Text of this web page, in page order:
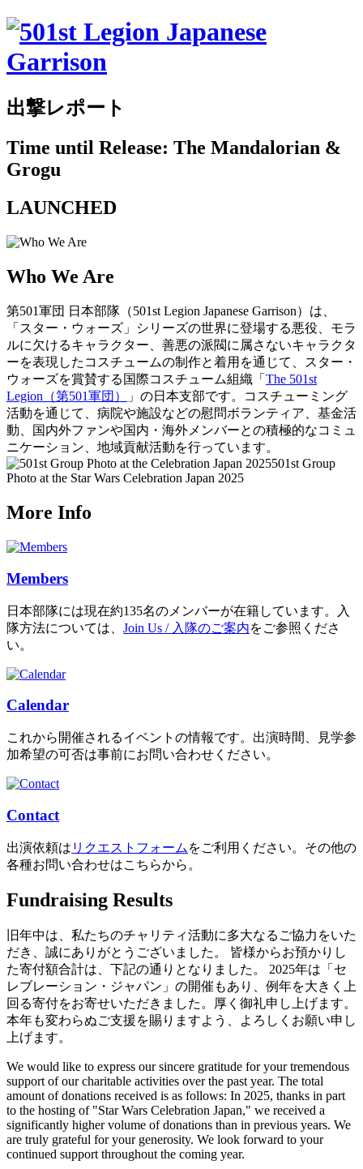
出撃レポート
Time until Release: The Mandalorian &
Grogu
LAUNCHED
Who We Are
第501軍団 日本部隊（501st Legion Japanese Garrison）は、
「スター・ウォーズ」シリーズの世界に登場する悪役、モラ
ルに欠けるキャラクター、善悪の派閥に属さないキャラクタ
ーを表現したコスチュームの制作と着用を通じて、スター・
ウォーズを賞賛する国際コスチューム組織「 The 501st
Legion（第501軍団）
」の日本支部です。コスチューミング
活動を通じて、病院や施設などの慰問ボランティア、基金活
動、国内外ファンや国内・海外メンバーとの積極的なコミュ
ニケーション、地域貢献活動を行っています。
501st Group
Photo at the Star Wars Celebration Japan 2025
More Info
Members
日本部隊には現在約135名のメンバーが在籍しています。入
隊方法については、 Join Us / 入隊のご案内をご参照くださ
い。
Calendar
これから開催されるイベントの情報です。出演時間、見学参
加希望の可否は事前にお問い合わせください。
Contact
出演依頼は リクエストフォーム をご利用ください。その他の
各種お問い合わせはこちらから。
Fundraising Results
旧年中は、私たちのチャリティ活動に多大なるご協力をいた
だき、誠にありがとうございました。 皆様からお預かりし
た寄付額合計は、下記の通りとなりました。 2025年は「セ
レブレーション・ジャパン」の開催もあり、例年を大きく上
回る寄付をお寄せいただきました。厚く御礼申し上げます。
本年も変わらぬご支援を賜りますよう、よろしくお願い申し
上げます。
We would like to express our sincere gratitude for your tremendous
support of our charitable activities over the past year. The total
amount of donations received is as follows: In 2025, thanks in part
to the hosting of "Star Wars Celebration Japan," we received a
significantly higher volume of donations than in previous years. We
are truly grateful for your generosity. We look forward to your
continued support throughout the coming year.